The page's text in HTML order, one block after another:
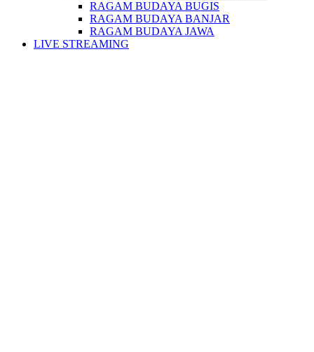
RAGAM BUDAYA BUGIS
RAGAM BUDAYA BANJAR
RAGAM BUDAYA JAWA
LIVE STREAMING